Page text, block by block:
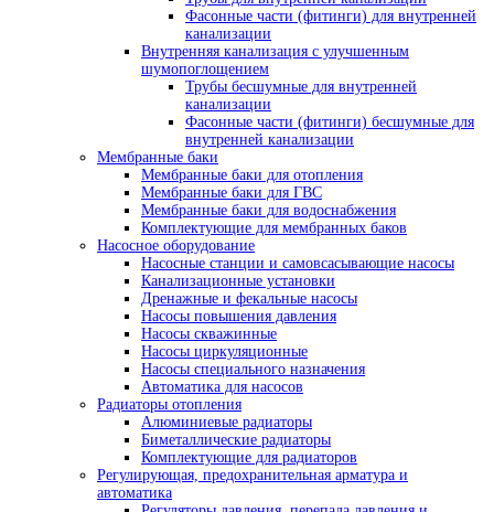
Фасонные части (фитинги) для внутренней
канализации
Внутренняя канализация с улучшенным
шумопоглощением
Трубы бесшумные для внутренней
канализации
Фасонные части (фитинги) бесшумные для
внутренней канализации
Мембранные баки
Мембранные баки для отопления
Мембранные баки для ГВС
Мембранные баки для водоснабжения
Комплектующие для мембранных баков
Насосное оборудование
Насосные станции и самовсасывающие насосы
Канализационные установки
Дренажные и фекальные насосы
Насосы повышения давления
Насосы скважинные
Насосы циркуляционные
Насосы специального назначения
Автоматика для насосов
Радиаторы отопления
Алюминиевые радиаторы
Биметаллические радиаторы
Комплектующие для радиаторов
Регулирующая, предохранительная арматура и
автоматика